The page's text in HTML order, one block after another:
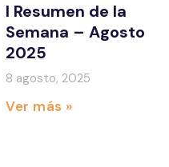
I Resumen de la
Semana – Agosto
2025
8 agosto, 2025
Ver más »